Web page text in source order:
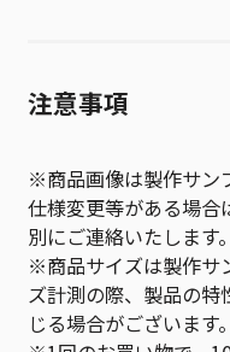
注意事項
※商品画像は製作サン
仕様変更等がある場合
別にご連絡いたします。
※商品サイズは製作サ
ズ計測の際、製品の
じる場合がございます。